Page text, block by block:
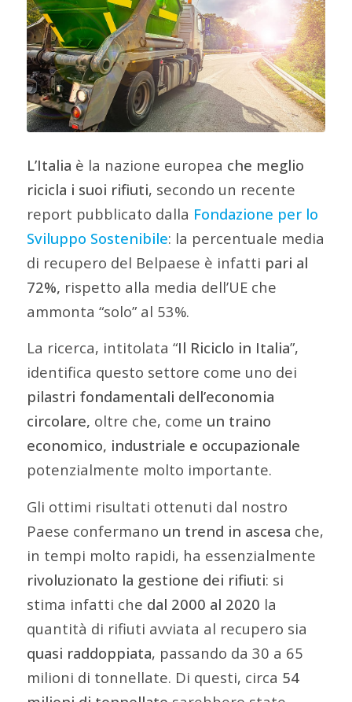
L’Italia è la nazione europea che meglio
ricicla i suoi rifiuti, secondo un recente
report pubblicato dalla Fondazione per lo
Sviluppo Sostenibile: la percentuale media
di recupero del Belpaese è infatti pari al
72%, rispetto alla media dell’UE che
ammonta “solo” al 53%.
La ricerca, intitolata “Il Riciclo in Italia”,
identifica questo settore come uno dei
pilastri fondamentali dell’economia
circolare, oltre che, come un traino
economico, industriale e occupazionale
potenzialmente molto importante.
Gli ottimi risultati ottenuti dal nostro
Paese confermano un trend in ascesa che,
in tempi molto rapidi, ha essenzialmente
rivoluzionato la gestione dei rifiuti: si
stima infatti che dal 2000 al 2020 la
quantità di rifiuti avviata al recupero sia
quasi raddoppiata, passando da 30 a 65
milioni di tonnellate. Di questi, circa 54